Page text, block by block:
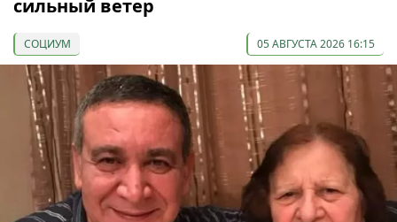
сильный ветер
СОЦИУМ 05 АВГУСТА 2026 16:15